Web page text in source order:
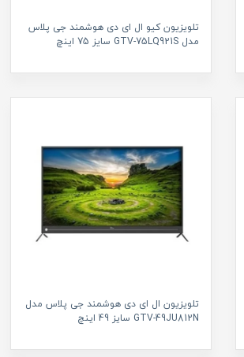
تلویزیون کیو ال ای دی هوشمند جی پلاس
مدل GTV-75LQ921S سایز 75 اینچ
تلویزیون ال ای دی هوشمند جی پلاس مدل
GTV-49JU812N سایز 49 اینچ